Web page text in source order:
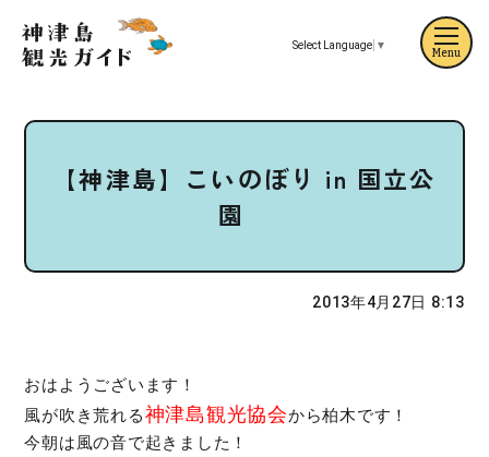
Select Language ▼
【神津島】こいのぼり in 国立公
園
2013年4月27日 8:13
おはようございます！
風が吹き荒れる神津島観光協会から柏木です！
今朝は風の音で起きました！
Menu